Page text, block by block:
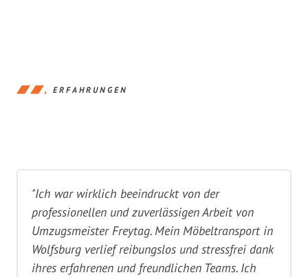
ERFAHRUNGEN
"Ich war wirklich beeindruckt von der
professionellen und zuverlässigen Arbeit von
Umzugsmeister Freytag. Mein Möbeltransport in
Wolfsburg verlief reibungslos und stressfrei dank
ihres erfahrenen und freundlichen Teams. Ich